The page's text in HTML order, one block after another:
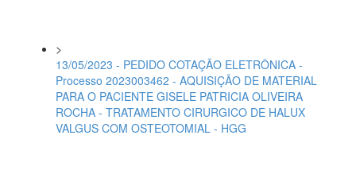
>
13/05/2023 - PEDIDO COTAÇÃO ELETRÔNICA -
Processo 2023003462 - AQUISIÇÃO DE MATERIAL
PARA O PACIENTE GISELE PATRICIA OLIVEIRA
ROCHA - TRATAMENTO CIRURGICO DE HALUX
VALGUS COM OSTEOTOMIAL - HGG